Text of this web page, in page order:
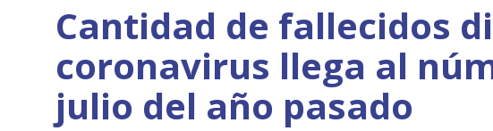
Cantidad de fallecidos
coronavirus llega al
julio del año pasado